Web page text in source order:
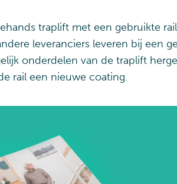
traplift met een gebruikte
leveranciers leveren bij een
onderdelen van de traplift
rail een nieuwe coating.